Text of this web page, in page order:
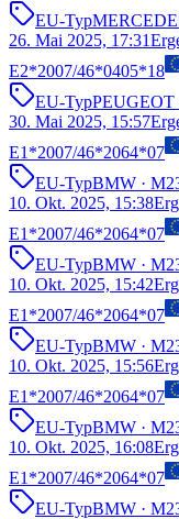
EU-Typ
26. Mai 2025, 17:31
E2*2007/46*0405*18
EU-TypPEUGEOT
30. Mai 2025, 15:57
E1*2007/46*2064*07
EU-TypBMW ·
10. Okt. 2025, 15:38
E1*2007/46*2064*07
EU-TypBMW ·
10. Okt. 2025, 15:42
E1*2007/46*2064*07
EU-TypBMW ·
10. Okt. 2025, 15:56
E1*2007/46*2064*07
EU-TypBMW ·
10. Okt. 2025, 16:08
E1*2007/46*2064*07
EU-TypBMW ·